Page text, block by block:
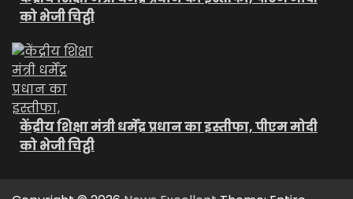
को भेजी चिट्ठी
केंद्रीय शिक्षा मंत्री धर्मेंद्र प्रधान का इस्तीफा, पीएम मोदी
को भेजी चिट्ठी